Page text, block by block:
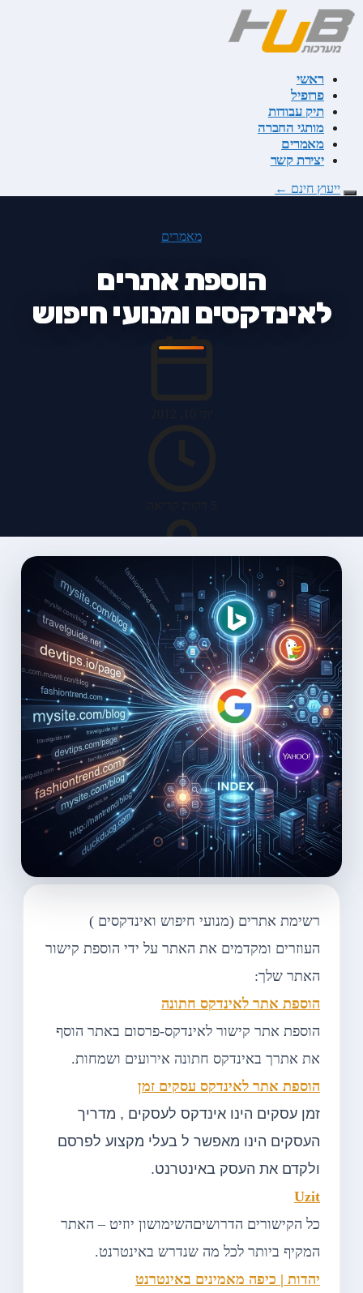
דלג
לתוכן
ראשי
פרופיל
תיק עבודות
מותגי החברה
מאמרים
יצירת קשר
ייעוץ חינם ←
מאמרים
הוספת אתרים
לאינדקסים ומנועי חיפוש
האב מערכות
רשימת אתרים (מנועי חיפוש ואינדקסים )
העוזרים ומקדמים את האתר על ידי הוספת קישור
האתר שלך:
הוספת אתר לאינדקס חתונה
הוספת אתר קישור לאינדקס-פרסום באתר הוסף
את אתרך באינדקס חתונה אירועים ושמחות.
הוספת אתר לאינדקס עסקים זמן
זמן עסקים הינו אינדקס לעסקים , מדריך
העסקים הינו מאפשר ל בעלי מקצוע לפרסם
ולקדם את העסק באינטרנט.
Uzit
כל הקישורים הדרושיםהשימושון יוזיט – האתר
המקיף ביותר לכל מה שנדרש באינטרנט.
יהדות | כיפה מאמינים באינטרנט